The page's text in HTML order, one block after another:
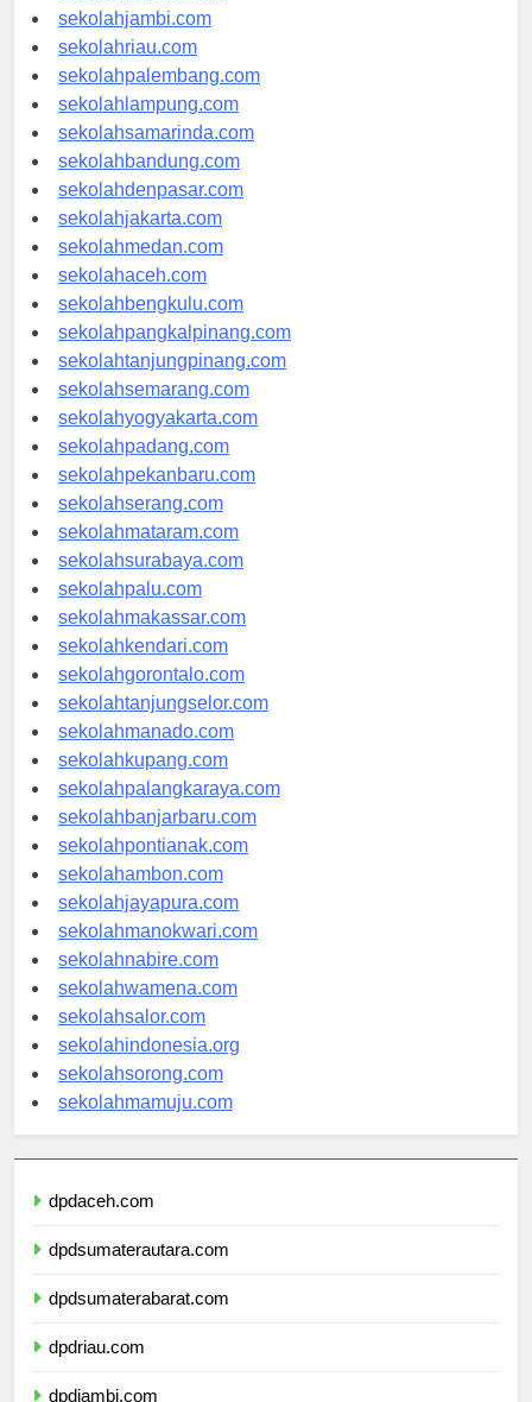
sekolahindonesia.id
sekolahjambi.com
sekolahriau.com
sekolahpalembang.com
sekolahlampung.com
sekolahsamarinda.com
sekolahbandung.com
sekolahdenpasar.com
sekolahjakarta.com
sekolahmedan.com
sekolahaceh.com
sekolahbengkulu.com
sekolahpangkalpinang.com
sekolahtanjungpinang.com
sekolahsemarang.com
sekolahyogyakarta.com
sekolahpadang.com
sekolahpekanbaru.com
sekolahserang.com
sekolahmataram.com
sekolahsurabaya.com
sekolahpalu.com
sekolahmakassar.com
sekolahkendari.com
sekolahgorontalo.com
sekolahtanjungselor.com
sekolahmanado.com
sekolahkupang.com
sekolahpalangkaraya.com
sekolahbanjarbaru.com
sekolahpontianak.com
sekolahambon.com
sekolahjayapura.com
sekolahmanokwari.com
sekolahnabire.com
sekolahwamena.com
sekolahsalor.com
sekolahindonesia.org
sekolahsorong.com